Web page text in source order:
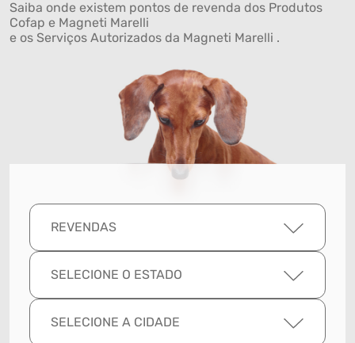
Saiba onde existem pontos de revenda dos Produtos
Cofap e Magneti Marelli
e os Serviços Autorizados da Magneti Marelli .
REVENDAS
SELECIONE O ESTADO
SELECIONE A CIDADE